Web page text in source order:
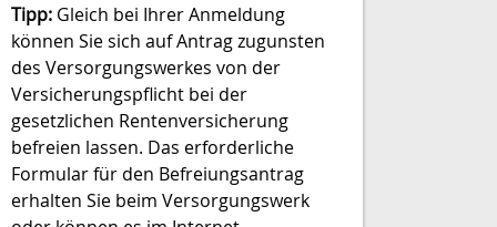
Tipp: Gleich bei Ihrer Anmeldung
können Sie sich auf Antrag zugunsten
des Versorgungswerkes von der
Versicherungspflicht bei der
gesetzlichen Rentenversicherung
befreien lassen. Das erforderliche
Formular für den Befreiungsantrag
erhalten Sie beim Versorgungswerk